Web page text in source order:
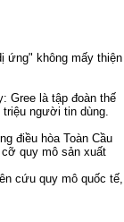
ứng" không mấy thiện
Gree là tập đoàn thế
người tin dùng.
điều hòa Toàn Cầu
quy mô sản xuất
cứu quy mô quốc tế,